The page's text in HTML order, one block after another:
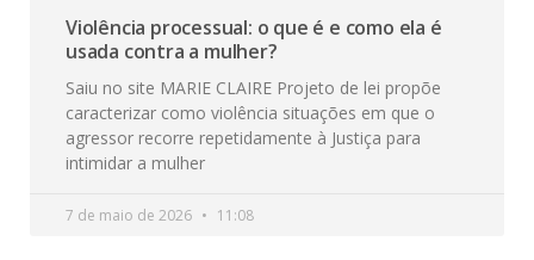
Violência processual: o que é e como ela é
usada contra a mulher?
Saiu no site MARIE CLAIRE Projeto de lei propõe
caracterizar como violência situações em que o
agressor recorre repetidamente à Justiça para
intimidar a mulher
7 de maio de 2026 11:08